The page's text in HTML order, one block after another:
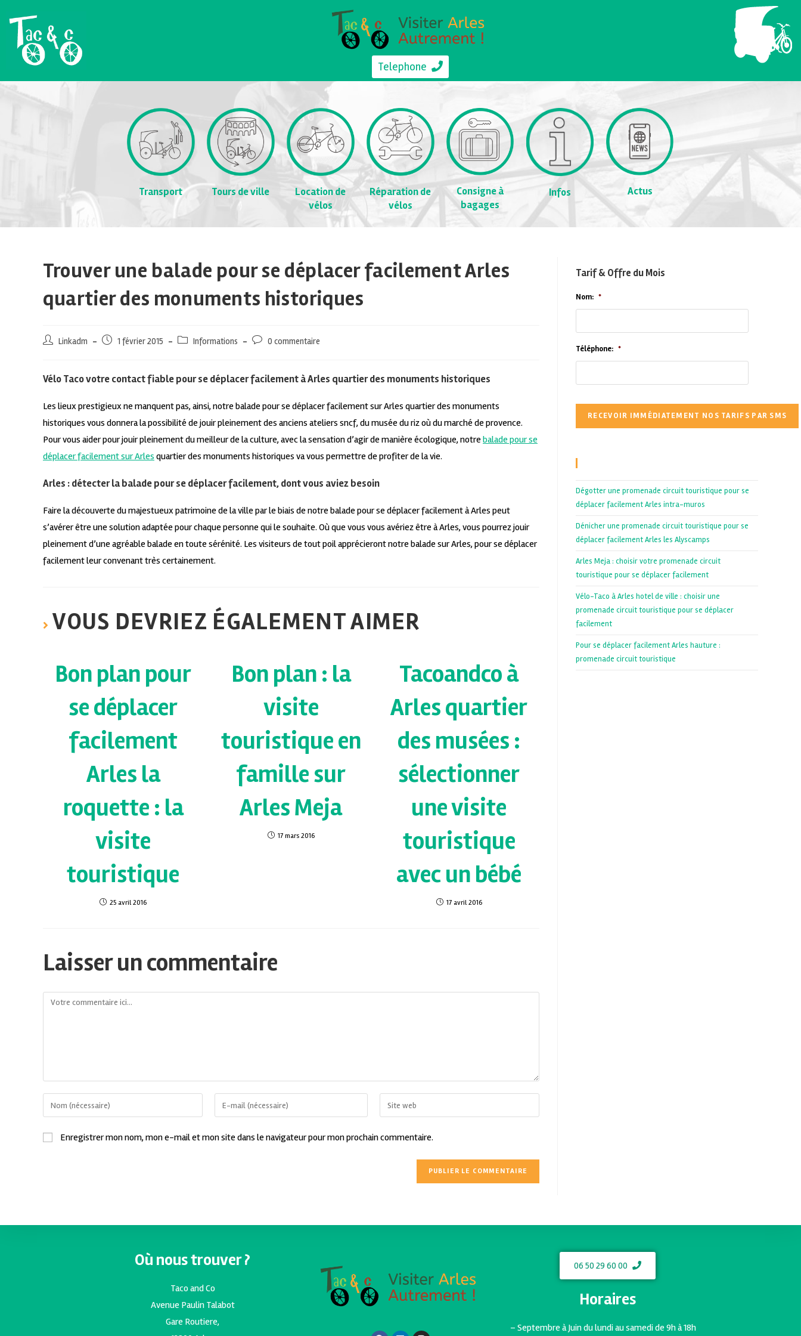
Telephone
Transport Tours de ville
Location de
vélos
Réparation de
vélos
Consigne à
bagages
Infos Actus
Trouver une balade pour se déplacer facilement Arles
quartier des monuments historiques
Linkadm 1 février 2015 Informations 0 commentaire
Vélo Taco votre contact fiable pour se déplacer facilement à Arles quartier des monuments historiques
Les lieux prestigieux ne manquent pas, ainsi, notre balade pour se déplacer facilement sur Arles quartier des monuments
historiques vous donnera la possibilité de jouir pleinement des anciens ateliers sncf, du musée du riz où du marché de provence.
Pour vous aider pour jouir pleinement du meilleur de la culture, avec la sensation d’agir de manière écologique, notre balade pour se
déplacer facilement sur Arles quartier des monuments historiques va vous permettre de profiter de la vie.
Arles : détecter la balade pour se déplacer facilement, dont vous aviez besoin
Faire la découverte du majestueux patrimoine de la ville par le biais de notre balade pour se déplacer facilement à Arles peut
s’avérer être une solution adaptée pour chaque personne qui le souhaite. Où que vous vous avériez être à Arles, vous pourrez jouir
pleinement d’une agréable balade en toute sérénité. Les visiteurs de tout poil apprécieront notre balade sur Arles, pour se déplacer
facilement leur convenant très certainement.
VOUS DEVRIEZ ÉGALEMENT AIMER
Bon plan pour
se déplacer
facilement
Arles la
roquette : la
visite
touristique
25 avril 2016
Bon plan : la
visite
touristique en
famille sur
Arles Meja
17 mars 2016
Tacoandco à
Arles quartier
des musées :
sélectionner
une visite
touristique
avec un bébé
17 avril 2016
Laisser un commentaire
Enregistrer mon nom, mon e-mail et mon site dans le navigateur pour mon prochain commentaire.
Tarif & Offre du Mois
Nom: *
Téléphone: *
Dégotter une promenade circuit touristique pour se
déplacer facilement Arles intra-muros
Dénicher une promenade circuit touristique pour se
déplacer facilement Arles les Alyscamps
Arles Meja : choisir votre promenade circuit
touristique pour se déplacer facilement
Vélo-Taco à Arles hotel de ville : choisir une
promenade circuit touristique pour se déplacer
facilement
Pour se déplacer facilement Arles hauture :
promenade circuit touristique
Où nous trouver ?
Taco and Co
Avenue Paulin Talabot
Gare Routiere,
06 50 29 60 00
Horaires
– Septembre à Juin du lundi au samedi de 9h à 18h